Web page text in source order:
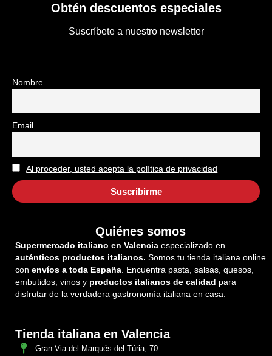
Obtén descuentos especiales
Suscríbete a nuestro newsletter
Nombre
Email
Al proceder, usted acepta la política de privacidad
Quiénes somos
Supermercado italiano en Valencia especializado en
auténticos productos italianos. Somos tu tienda italiana online
con envíos a toda España . Encuentra pasta, salsas, quesos,
embutidos, vinos y productos italianos de calidad para
disfrutar de la verdadera gastronomía italiana en casa.
Tienda italiana en Valencia
Gran Via del Marqués del Túria, 70